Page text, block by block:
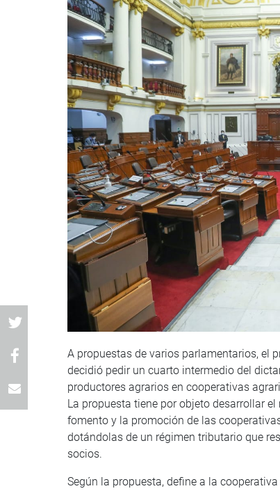
A propuestas de varios parlamentarios, el
decidió pedir un cuarto intermedio del
productores agrarios en cooperativas
La propuesta tiene por objeto desarrollar
fomento y la promoción de las
dotándolas de un régimen tributario que
socios.
Según la propuesta, define a la